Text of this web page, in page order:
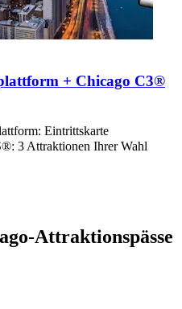
+ Chicago C3®
Eintrittskarte
3 Attraktionen Ihrer Wahl
Attraktionspässe